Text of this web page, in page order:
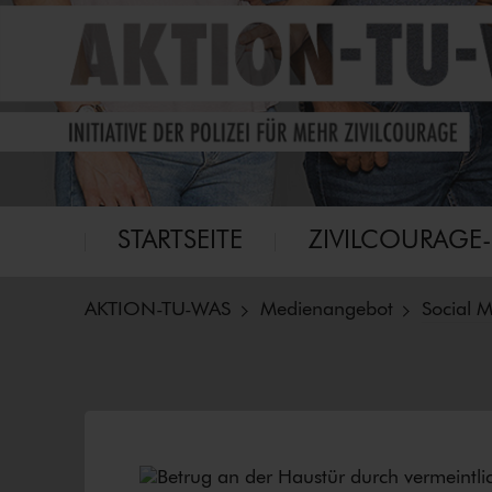
Aktion-tu-was
Eine Initiative für mehr Zivilcourage
Hauptmenü
STARTSEITE ZI­VIL­COU­RA­GE-
AKTION-TU-WAS Medienangebot Social